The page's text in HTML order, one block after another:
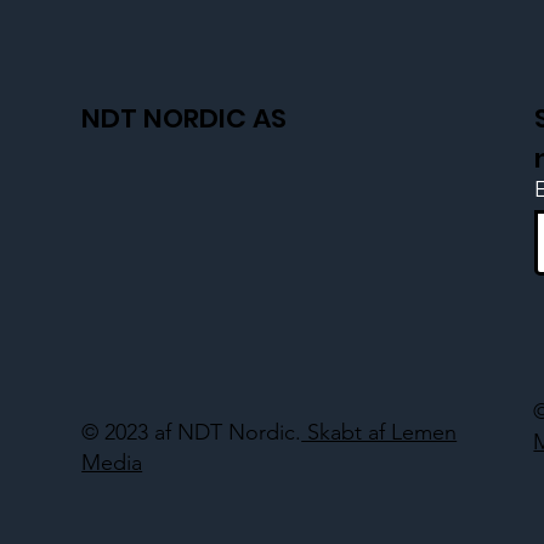
NDT NORDIC AS
© 2023 af NDT Nordic. Skabt af Lemen
Media